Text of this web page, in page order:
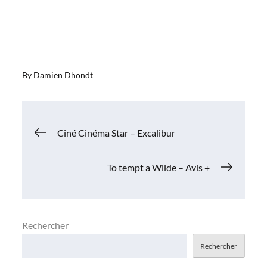
By Damien Dhondt
Navigation
Ciné Cinéma Star – Excalibur
To tempt a Wilde – Avis +
Rechercher
Rechercher